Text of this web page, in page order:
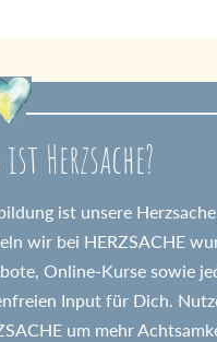
ist Herzsache?
ist unsere
wir bei HERZSACHE
Online-Kurse sowie
Input für Dich.
um mehr